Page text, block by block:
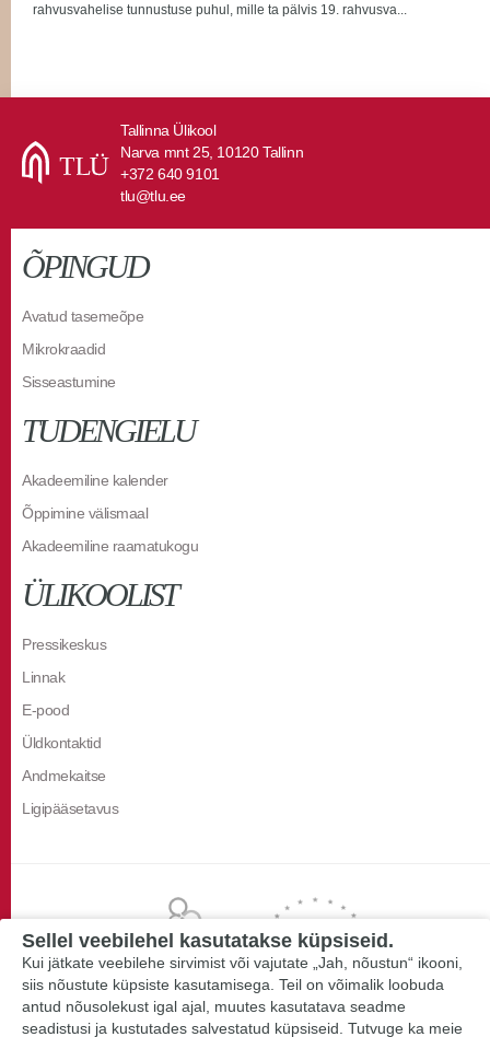
rahvusvahelise tunnustuse puhul, mille ta pälvis 19. rahvusva...
Tallinna Ülikool
Narva mnt 25, 10120 Tallinn
+372 640 9101
tlu@tlu.ee
ÕPINGUD
Avatud tasemeõpe
Mikrokraadid
Sisseastumine
TUDENGIELU
Akadeemiline kalender
Õppimine välismaal
Akadeemiline raamatukogu
ÜLIKOOLIST
Pressikeskus
Linnak
E-pood
Üldkontaktid
Andmekaitse
Ligipääsetavus
Sellel veebilehel kasutatakse küpsiseid.
Kui jätkate veebilehe sirvimist või vajutate „Jah, nõustun“ ikooni,
siis nõustute küpsiste kasutamisega. Teil on võimalik loobuda
antud nõusolekust igal ajal, muutes kasutatava seadme
seadistusi ja kustutades salvestatud küpsiseid. Tutvuge ka meie